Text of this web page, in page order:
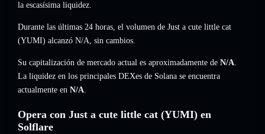
la escasísima liquidez.
Durante las últimas 24 horas, el volumen de Just a cute little cat
(YUMI) alcanzó N/A, sin cambios.
Su capitalización de mercado actual es aproximadamente de N/A.
La liquidez en los principales DEXes de Solana se encuentra
actualmente en N/A.
Opera con Just a cute little cat (YUMI) en
Solflare